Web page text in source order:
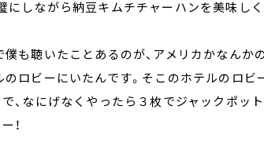
にしながら納豆キムチチャーハンを美味し
も聴いたことあるのが、アメリカかなんか
のロビーにいたんです。そこのホテルのロビ
、なにげなくやったら３枚でジャックポッ
！